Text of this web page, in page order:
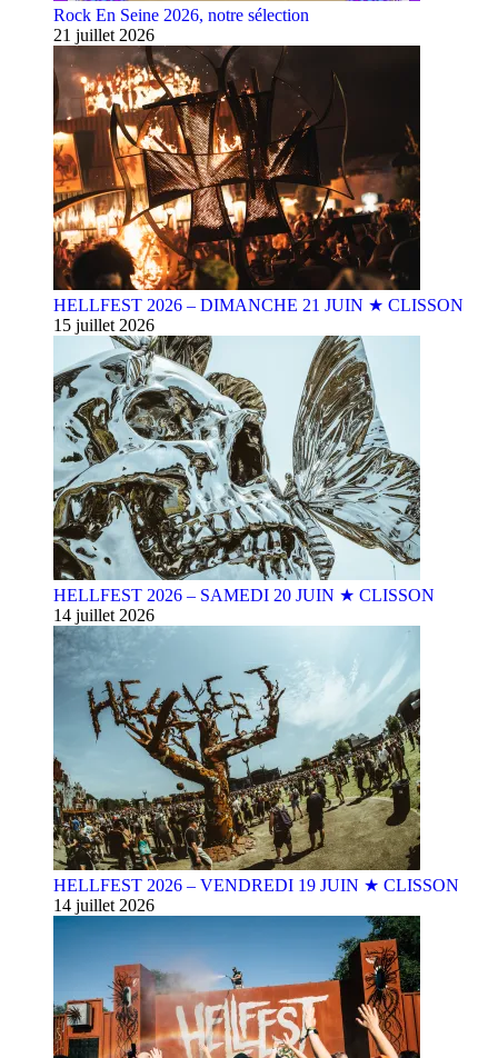
Rock En Seine 2026, notre sélection
21 juillet 2026
HELLFEST 2026 – DIMANCHE 21 JUIN ★ CLISSON
15 juillet 2026
HELLFEST 2026 – SAMEDI 20 JUIN ★ CLISSON
14 juillet 2026
HELLFEST 2026 – VENDREDI 19 JUIN ★ CLISSON
14 juillet 2026